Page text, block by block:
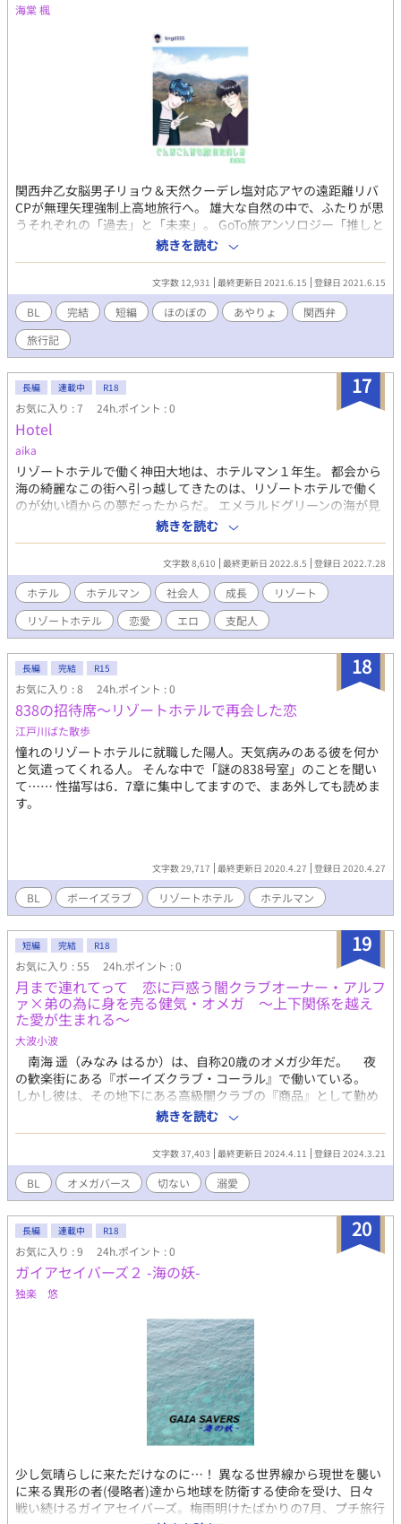
海棠 楓
関西弁乙女脳男子リョウ＆天然クーデレ塩対応アヤの遠距離リバ
CPが無理矢理強制上高地旅行へ。 雄大な自然の中で、ふたりが思
うそれぞれの「過去」と「未来」。 GoTo旅アンソロジー「推しと
旅に出かけてみた」BL版（#GoTo旅アンソロ）参加作品。 漫画
「そんなこんなも恋のうち」の二人です。
https://www.alphapolis.co.jp/manga/376601623/495429850 椚
田涼司（リョウ） 30歳普通のイケメン。 生まれも育ちも大阪。
ベッタベタの恋愛気質。 わんこタイプだが時々オカン気質が発動
する。 佐倉文明（アヤ） 38歳爬虫類顔にメガネのリゾートホテル
副支配人。 仕事は完璧だが私生活は適当、無気力無反応。 出不
精・筆不精・恋愛不精。
続きを読む
文字数 12,931 最終更新日 2021.6.15 登録日 2021.6.15
BL 完結 短編 ほのぼの あやりょ
関西弁
旅行記
17
長編 連載中 R18
お気に入り : 7 24h.ポイント : 0
Hotel
aika
リゾートホテルで働く神田大地は、ホテルマン１年生。 都会から
海の綺麗なこの街へ引っ越してきたのは、リゾートホテルで働く
のが幼い頃からの夢だったからだ。 エメラルドグリーンの海が見
えるこの土地で働くのは楽しい日々だろうと夢見ていたのに、毎
日とんでもないハプニングの連続で気が休まる暇がないのが現実
だった。 ホテルの支配人は、グループ最年少でその地位に上り詰
めた鬼才、橘博己。 誰よりも仕事が出来るこの上司は、性格がも
のすごく歪んでいて・・・。 様々なお客様が訪れるこの街で色々
な問題や、超個性的な同僚たちとの人間関係に翻弄されながら、
一人前のホテルマンになるまでの奮闘を描いた物語。
続きを読む
文字数 8,610 最終更新日 2022.8.5 登録日 2022.7.28
ホテル ホテルマン 社会人 成長
リゾート
リゾートホテル
恋愛 エロ 支配人
18
長編 完結 R15
お気に入り : 8 24h.ポイント : 0
838の招待席～リゾートホテルで再会した恋
江戸川ばた散歩
憧れのリゾートホテルに就職した陽人。天気病みのある彼を何か
と気遣ってくれる人。 そんな中で「謎の838号室」のことを聞い
て…… 性描写は6．7章に集中してますので、まあ外しても読めま
す。
文字数 29,717 最終更新日 2020.4.27 登録日 2020.4.27
BL ボーイズラブ リゾートホテル ホテルマン
19
短編 完結 R18
お気に入り : 55 24h.ポイント : 0
月まで連れてって 恋に戸惑う闇クラブオーナー・アルフ
ァ×弟の為に身を売る健気・オメガ ～上下関係を越え
た愛が生まれる～
大波小波
南海 遥（みなみ はるか）は、自称20歳のオメガ少年だ。 夜
の歓楽街にある『ボーイズクラブ・コーラル』で働いている。
しかし彼は、その地下にある高級闇クラブの『商品』として勤め
ることを決意する。 弟・航大（こうた）の治療費と手術代を稼
ぐためだ。 『商品』は、お客様に何を要求されても拒めない、性
玩具とならねばならない。 そんな遥に、闇クラブのオーナーで
ある、葛城 了（かつらぎ りょう）が直々に面接テストを行った。
次々と繰り出される、厳しく激しい性的な行為のテスト。 全
てを耐え抜いた遥に、了は合格の言葉と共に優しい声を掛けてい
た。 このビルに働く人間は、全員が了にとって金儲けの道具だ
った。 だが、遥には何か別の感情を覚えたのだ。 その後も何
かと遥を気に掛け、了は行動するようになる。 気晴らしになれ
ばと、リゾートパークのナイトパレードに連れて行ったり、食事
に誘ってみたり。 しかし、それらは遥にとっては束の間の夢で
しかない。 彼は格安アパートに暮らし、日中もコンビニのバイ
トをするほどの苦しい生活をしていたのだ。 ただの金持ちの自
己満足に気づかされた了は、遥の為に本腰を入れて支援を始め
る。 次第に二人の心を、特別な人間が占め始めた。 遥の心に
は、了が。 了の心には、遥が。 恋は進み、愛に変わり始め
続きを読む
文字数 37,403 最終更新日 2024.4.11 登録日 2024.3.21
BL オメガバース 切ない 溺愛
20
長編 連載中 R18
お気に入り : 9 24h.ポイント : 0
ガイアセイバーズ２ -海の妖-
独楽 悠
少し気晴らしに来ただけなのに…！ 異なる世界線から現世を襲い
に来る異形の者(侵略者)達から地球を防衛する使命を受け、日々
戦い続けるガイアセイバーズ。梅雨明けたばかりの7月、プチ旅行